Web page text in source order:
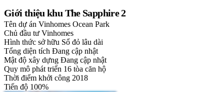
Giới thiệu khu The Sapphire 2
Tên dự án Vinhomes Ocean Park
Chủ đầu tư Vinhomes
Hình thức sở hữu Sổ đỏ lâu dài
Tổng diện tích Đang cập nhật
Mật độ xây dựng Đang cập nhật
Quy mô phát triển 16 tòa căn hộ
Thời điểm khởi công 2018
Tiến độ 100%